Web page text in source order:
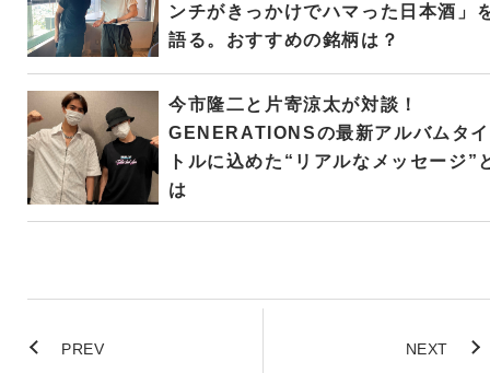
ンチがきっかけでハマった日本酒」
語る。おすすめの銘柄は？
今市隆二と片寄涼太が対談！
GENERATIONSの最新アルバムタイ
トルに込めた“リアルなメッセージ”
は
PREV NEXT